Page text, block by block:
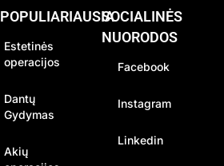
POPULIARIAUSIA
Estetinės
operacijos
Dantų
Gydymas
Akių
SOCIALINĖS
NUORODOS
Facebook
Instagram
Linkedin